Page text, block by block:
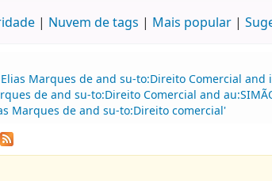
Nuvem de tags Mais popular
Marques de and su-to:Direito Comercial and
de and su-to:Direito Comercial and
Marques de and su-to:Direito comercial'